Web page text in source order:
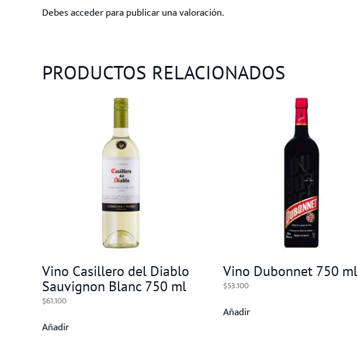
Debesaccederpara publicar una valoración.
PRODUCTOS RELACIONADOS
Vino Casillero del Diablo
Sauvignon Blanc 750 ml
$61.100
Añadir
Vino Dubonnet 750 ml
$53.100
Añadir